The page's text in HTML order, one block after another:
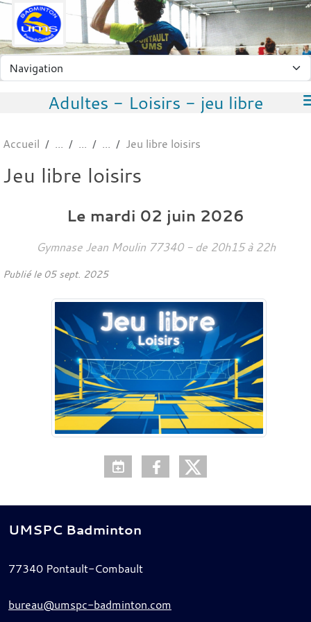
Adultes - Loisirs - jeu libre
Accueil Jeu libre loisirs
Jeu libre loisirs
Le mardi 02 juin 2026
Gymnase Jean Moulin 77340 - de 20h15 à 22h
Publié le 05 sept. 2025
UMSPC Badminton
77340 Pontault-Combault
bureau@umspc-badminton.com
Panneau de gestion des cookies